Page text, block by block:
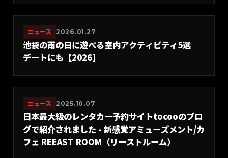
ニュース 2026.01.27
池袋の雨の日に遊べる室内アクティビティ5選｜
デートにも【2026】
ニュース 2025.10.07
日本最大級のレンタカー予約サイトtocooのブロ
グで紹介されました - 新感覚アミューズメント/カ
フェ REEAST ROOM（リーストルーム）